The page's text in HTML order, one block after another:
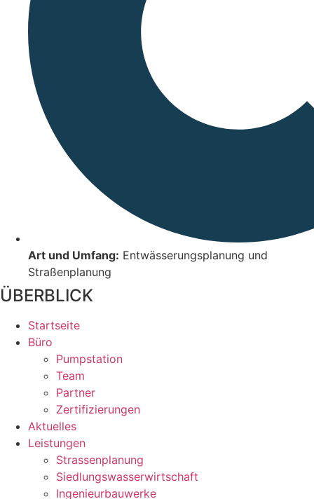
Art und Umfang: Entwässerungsplanung und
Straßenplanung
ÜBERBLICK
Startseite
Büro
Pumpstation
Team
Partner
Zertifizierungen
Aktuelles
Leistungen
Strassenplanung
Siedlungswasserwirtschaft
Ingenieurbauwerke